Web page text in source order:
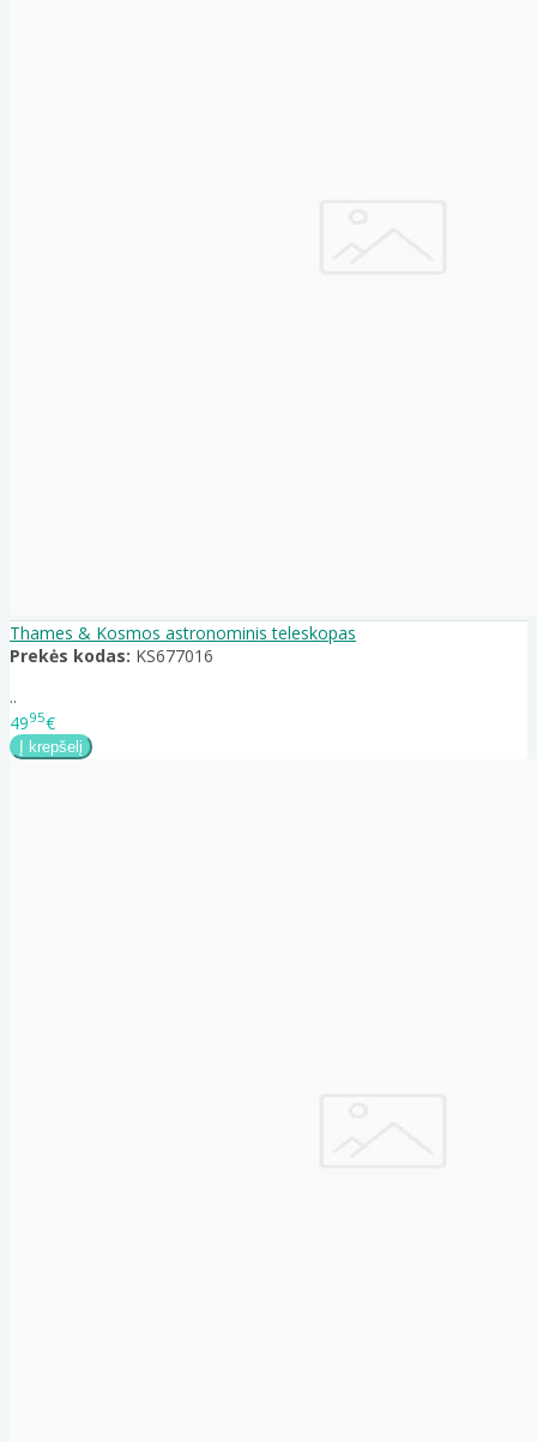
Thames & Kosmos astronominis teleskopas
Prekės kodas: KS677016
..
4995€